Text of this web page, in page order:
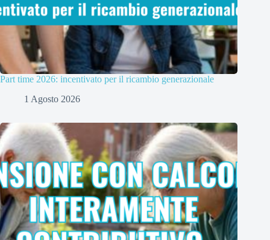
Part time 2026: incentivato per il ricambio generazionale
1 Agosto 2026